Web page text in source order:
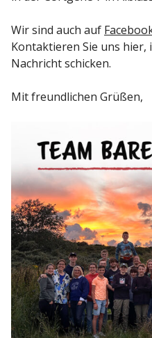
Wir sind auch auf
Kontaktieren Sie uns hier,
Nachricht schicken.
Mit freundlichen Grüßen,